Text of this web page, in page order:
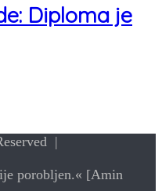
Diploma je
|
porobljen.« [Amin